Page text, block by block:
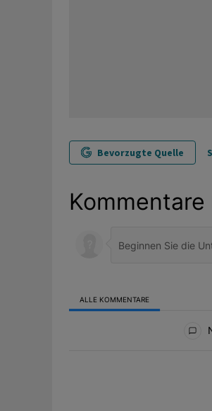
Bevorzugte Quelle
Kommentare
ALLE KOMMENTARE